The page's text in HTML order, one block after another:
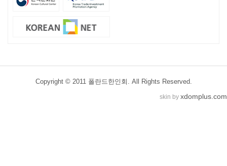
Copyright © 2011 폴란드한인회. All Rights Reserved.
skin by xdomplus.com